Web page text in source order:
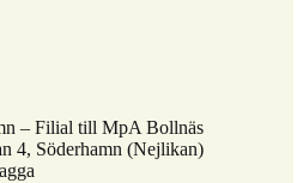
– Filial till MpA Bollnäs
4, Söderhamn (Nejlikan)